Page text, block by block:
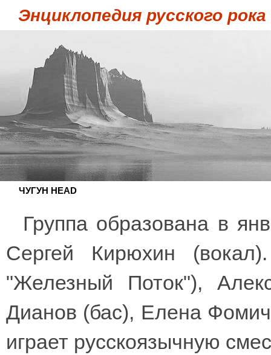
Энциклопедия русского рока
ЧУГУН HEAD
Группа образована в
Сергей Кирюхин
"Железный Поток"),
Дианов (бас), Елена
играет русскоязычную